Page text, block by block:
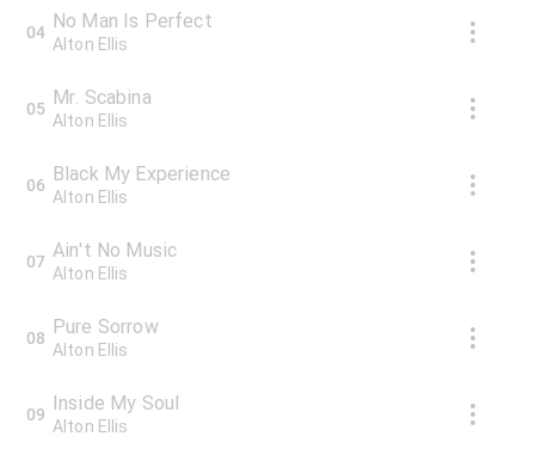
04 No Man Is Perfect
Alton Ellis
05 Mr. Scabina
Alton Ellis
06 Black My Experience
Alton Ellis
07 Ain't No Music
Alton Ellis
08 Pure Sorrow
Alton Ellis
09 Inside My Soul
Alton Ellis